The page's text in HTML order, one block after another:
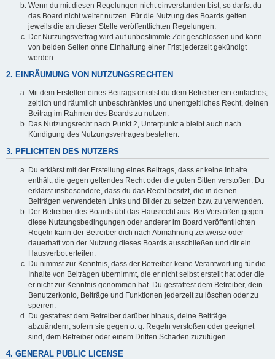
Wenn du mit diesen Regelungen nicht einverstanden bist, so darfst du
das Board nicht weiter nutzen. Für die Nutzung des Boards gelten
jeweils die an dieser Stelle veröffentlichten Regelungen.
Der Nutzungsvertrag wird auf unbestimmte Zeit geschlossen und kann
von beiden Seiten ohne Einhaltung einer Frist jederzeit gekündigt
werden.
2. EINRÄUMUNG VON NUTZUNGSRECHTEN
Mit dem Erstellen eines Beitrags erteilst du dem Betreiber ein einfaches,
zeitlich und räumlich unbeschränktes und unentgeltliches Recht, deinen
Beitrag im Rahmen des Boards zu nutzen.
Das Nutzungsrecht nach Punkt 2, Unterpunkt a bleibt auch nach
Kündigung des Nutzungsvertrages bestehen.
3. PFLICHTEN DES NUTZERS
Du erklärst mit der Erstellung eines Beitrags, dass er keine Inhalte
enthält, die gegen geltendes Recht oder die guten Sitten verstoßen. Du
erklärst insbesondere, dass du das Recht besitzt, die in deinen
Beiträgen verwendeten Links und Bilder zu setzen bzw. zu verwenden.
Der Betreiber des Boards übt das Hausrecht aus. Bei Verstößen gegen
diese Nutzungsbedingungen oder anderer im Board veröffentlichten
Regeln kann der Betreiber dich nach Abmahnung zeitweise oder
dauerhaft von der Nutzung dieses Boards ausschließen und dir ein
Hausverbot erteilen.
Du nimmst zur Kenntnis, dass der Betreiber keine Verantwortung für die
Inhalte von Beiträgen übernimmt, die er nicht selbst erstellt hat oder die
er nicht zur Kenntnis genommen hat. Du gestattest dem Betreiber, dein
Benutzerkonto, Beiträge und Funktionen jederzeit zu löschen oder zu
sperren.
Du gestattest dem Betreiber darüber hinaus, deine Beiträge
abzuändern, sofern sie gegen o. g. Regeln verstoßen oder geeignet
sind, dem Betreiber oder einem Dritten Schaden zuzufügen.
4. GENERAL PUBLIC LICENSE